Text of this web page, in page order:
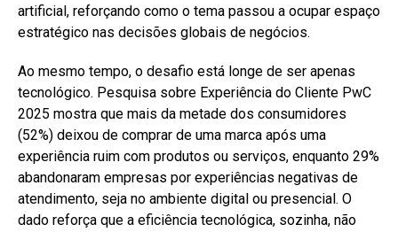
artificial, reforçando como o tema passou a ocupar espaço
estratégico nas decisões globais de negócios.
Ao mesmo tempo, o desafio está longe de ser apenas
tecnológico. Pesquisa sobre Experiência do Cliente PwC
2025 mostra que mais da metade dos consumidores
(52%) deixou de comprar de uma marca após uma
experiência ruim com produtos ou serviços, enquanto 29%
abandonaram empresas por experiências negativas de
atendimento, seja no ambiente digital ou presencial. O
dado reforça que a eficiência tecnológica, sozinha, não